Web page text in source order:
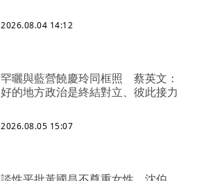
2026.08.04 14:12
罕曬與藍營饒慶玲同框照 蔡英文：
好的地方政治是終結對立、彼此接力
2026.08.05 15:07